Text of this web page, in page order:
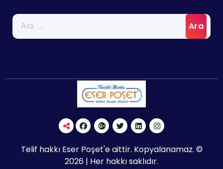
Arama:
Telif hakkı Eser Poşet'e aittir. Kopyalanamaz. ©
2026 | Her hakkı saklıdır.